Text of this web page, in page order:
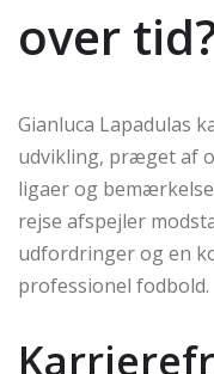
over
Gianluca Lapadulas
udvikling, præget af
ligaer og
rejse afspejler
udfordringer og en
professionel fodbold.